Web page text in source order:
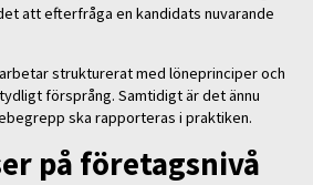
att efterfråga en kandidats nuvarande
strukturerat med löneprinciper och
försprång. Samtidigt är det ännu
ska rapporteras i praktiken.
på företagsnivå